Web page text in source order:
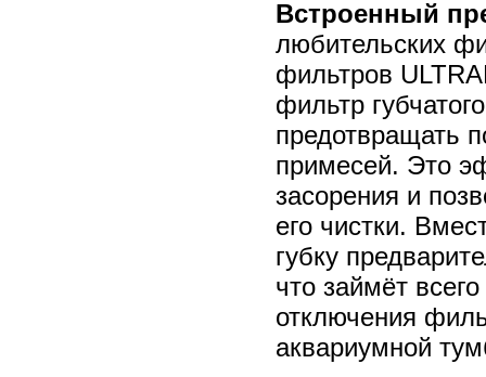
Встроенный
любительских
фильтров
фильтр
предотвращать
примесей. Это
засорения и
его чистки.
губку
что займёт
отключения
аквариумной